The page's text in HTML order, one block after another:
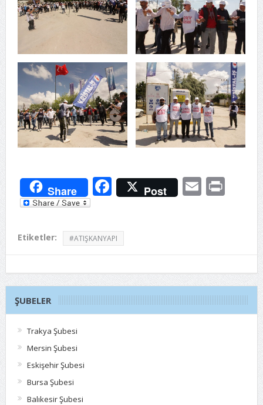
Share Facebook
Post Email
Etiketler: #ATIŞKANYAPI
ŞUBELER
Trakya Şubesi
Mersin Şubesi
Eskişehir Şubesi
Bursa Şubesi
Balıkesir Şubesi